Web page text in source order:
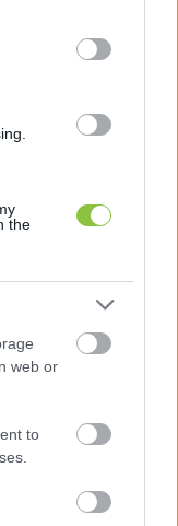
in below Google
the
web or
to